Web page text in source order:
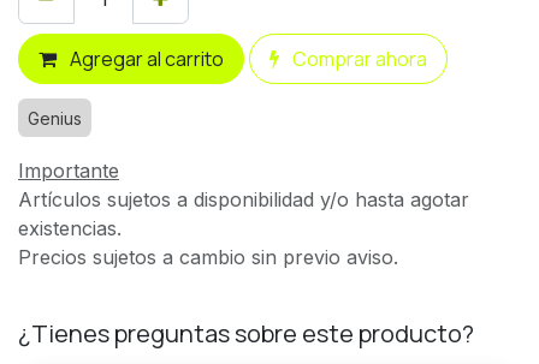
Agregar al carrito Comprar ahora
Genius
Importante
Artículos sujetos a disponibilidad y/o hasta agotar
existencias.
Precios sujetos a cambio sin previo aviso.
¿Tienes preguntas sobre este producto?